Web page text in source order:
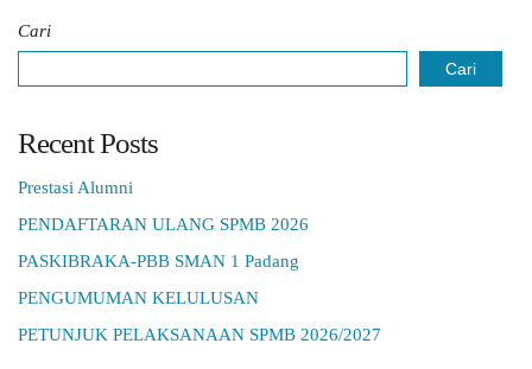
Cari
Cari
Recent Posts
Prestasi Alumni
PENDAFTARAN ULANG SPMB 2026
PASKIBRAKA-PBB SMAN 1 Padang
PENGUMUMAN KELULUSAN
PETUNJUK PELAKSANAAN SPMB 2026/2027